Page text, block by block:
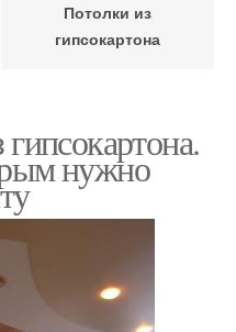
Потолки из
гипсокартона
нужно